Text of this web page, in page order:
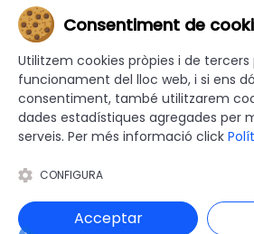
Turisme
Altres Canals
canalandorra.ad
© 2012-2026 Ajuntaments de
Avís Legal |
Política de Cookies|
Consentiment de
Utilitzem cookies pròpies i de
funcionament del lloc web, i si ens
consentiment, també utilitzarem
dades estadístiques agregades per
serveis. Per més informació click
CONFIGURA
Acceptar